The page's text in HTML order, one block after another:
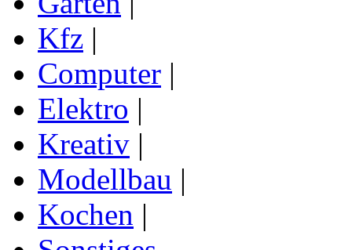
Kfz |
Computer |
Elektro |
Kreativ |
Modellbau |
Kochen |